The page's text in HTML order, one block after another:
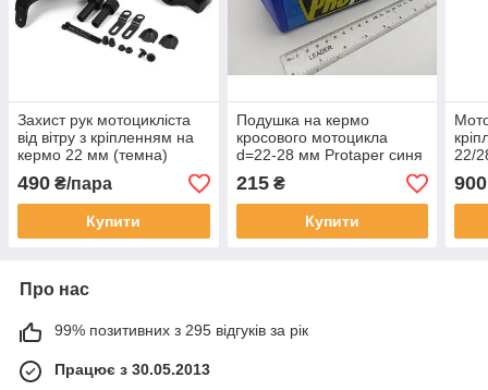
Захист рук мотоцикліста
від вітру з кріпленням на
кермо 22 мм (темна)
490 ₴/пара
Купити
Подушка на кермо
кросового мотоцикла
d=22-28 мм Protaper синя
215₴
Купити
22/
900
Про нас
99% позитивних з 295 відгуків за рік
Працює з 30.05.2013